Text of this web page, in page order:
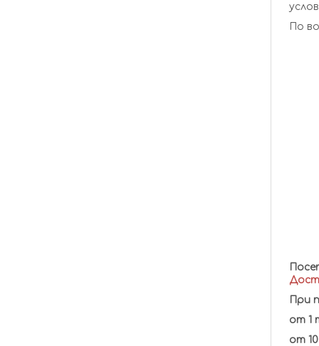
При
от 1
от